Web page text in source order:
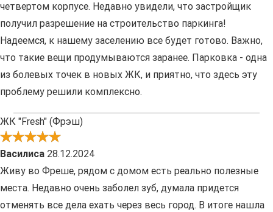
четвертом корпусе. Недавно увидели, что застройщик
получил разрешение на строительство паркинга!
Надеемся, к нашему заселению все будет готово. Важно,
что такие вещи продумываются заранее. Парковка - одна
из болевых точек в новых ЖК, и приятно, что здесь эту
проблему решили комплексно.
ЖК "Fresh" (Фрэш)
Василиса 28.12.2024
Живу во Фреше, рядом с домом есть реально полезные
места. Недавно очень заболел зуб, думала придется
отменять все дела ехать через весь город. В итоге нашла